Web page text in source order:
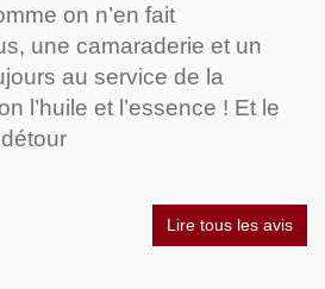
on n’en fait
une camaraderie et un
au service de la
l’huile et l’essence ! Et le
Lire tous les avis